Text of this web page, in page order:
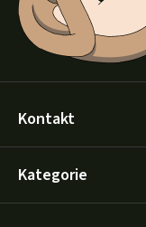
Kontakt
Kategorie